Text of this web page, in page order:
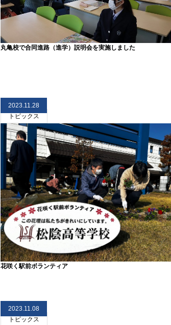
丸亀校で合同進路（進学）説明会を実施しました
トピックス
2023.11.28
花咲く駅前ボランティア
トピックス
2023.11.08